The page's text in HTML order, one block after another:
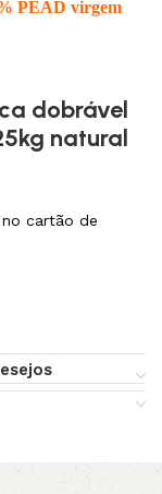
PEAD virgem
dobrável
natural
cartão de